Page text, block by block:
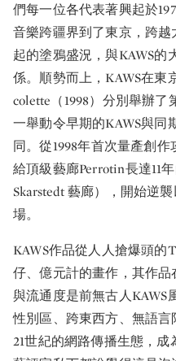
們每一位各代表著興起於
音樂跨疆界到了東京，跨越
起的塗鴉盛況，與KAWS的
係。順勢而上，KAWS在東
colette（1998）分別舉辦
一舉動令早期的KAWS與同
同。從1998年首次量產創
給頂級藝廊Perrotin長達11
Skarstedt 藝廊），開始逆
場。
KAWS作品從人人搶爆頭的
仔、億元計的畫作，其作
與流通度是前無古人KAWS
性別區、跨東西方、無語
21世紀的網路傳播生態，